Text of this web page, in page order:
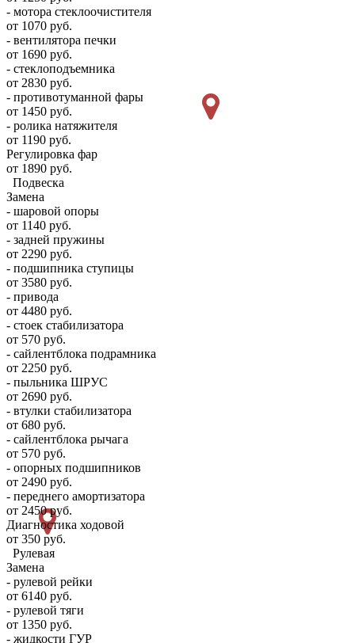
- мотора стеклоочистителя
от 1070 руб.
- вентилятора печки
от 1690 руб.
- стеклоподъемника
от 2830 руб.
- противотуманной фары
от 1450 руб.
- ролика натяжителя
от 1190 руб.
Регулировка фар
от 1890 руб.
Подвеска
Замена
- шаровой опоры
от 1140 руб.
- задней пружины
от 2290 руб.
- подшипника ступицы
от 3580 руб.
- привода
от 4480 руб.
- стоек стабилизатора
от 570 руб.
- сайлентблока подрамника
от 2250 руб.
- пыльника ШРУС
от 2690 руб.
- втулки стабилизатора
от 680 руб.
- сайлентблока рычага
от 570 руб.
- опорных подшипников
от 2490 руб.
- переднего амортизатора
от 2450 руб.
Диагностика ходовой
от 350 руб.
Рулевая
Замена
- рулевой рейки
от 6140 руб.
- рулевой тяги
от 1350 руб.
- жидкости ГУР